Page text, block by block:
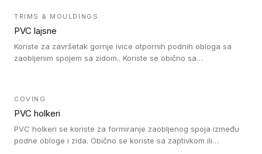
TRIMS & MOULDINGS
PVC lajsne
Koriste za završetak gornje ivice otpornih podnih obloga sa
zaobljenim spojem sa zidom.. Koriste se obično sa
rešenje).
COVING
PVC holkeri
PVC holkeri se koriste za formiranje zaobljenog spoja između
podne obloge i zida. Obično se koriste sa zaptivkom ili